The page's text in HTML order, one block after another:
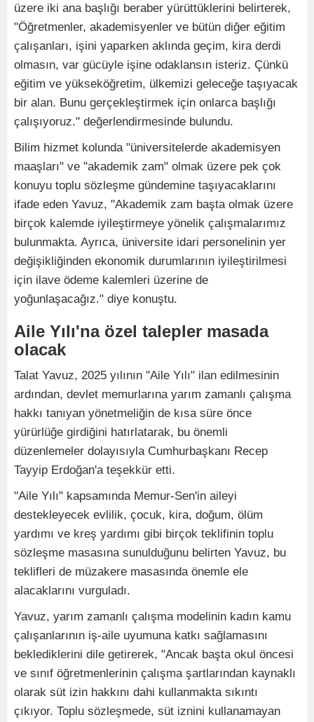
üzere iki ana başlığı beraber yürüttüklerini belirterek,
"Öğretmenler, akademisyenler ve bütün diğer eğitim
çalışanları, işini yaparken aklında geçim, kira derdi
olmasın, var gücüyle işine odaklansın isteriz. Çünkü
eğitim ve yükseköğretim, ülkemizi geleceğe taşıyacak
bir alan. Bunu gerçekleştirmek için onlarca başlığı
çalışıyoruz." değerlendirmesinde bulundu.
Bilim hizmet kolunda "üniversitelerde akademisyen
maaşları" ve "akademik zam" olmak üzere pek çok
konuyu toplu sözleşme gündemine taşıyacaklarını
ifade eden Yavuz, "Akademik zam başta olmak üzere
birçok kalemde iyileştirmeye yönelik çalışmalarımız
bulunmakta. Ayrıca, üniversite idari personelinin yer
değişikliğinden ekonomik durumlarının iyileştirilmesi
için ilave ödeme kalemleri üzerine de
yoğunlaşacağız." diye konuştu.
Aile Yılı'na özel talepler masada
olacak
Talat Yavuz, 2025 yılının "Aile Yılı" ilan edilmesinin
ardından, devlet memurlarına yarım zamanlı çalışma
hakkı tanıyan yönetmeliğin de kısa süre önce
yürürlüğe girdiğini hatırlatarak, bu önemli
düzenlemeler dolayısıyla Cumhurbaşkanı Recep
Tayyip Erdoğan'a teşekkür etti.
"Aile Yılı" kapsamında Memur-Sen'in aileyi
destekleyecek evlilik, çocuk, kira, doğum, ölüm
yardımı ve kreş yardımı gibi birçok teklifinin toplu
sözleşme masasına sunulduğunu belirten Yavuz, bu
teklifleri de müzakere masasında önemle ele
alacaklarını vurguladı.
Yavuz, yarım zamanlı çalışma modelinin kadın kamu
çalışanlarının iş-aile uyumuna katkı sağlamasını
beklediklerini dile getirerek, "Ancak başta okul öncesi
ve sınıf öğretmenlerinin çalışma şartlarından kaynaklı
olarak süt izin hakkını dahi kullanmakta sıkıntı
çıkıyor. Toplu sözleşmede, süt iznini kullanamayan